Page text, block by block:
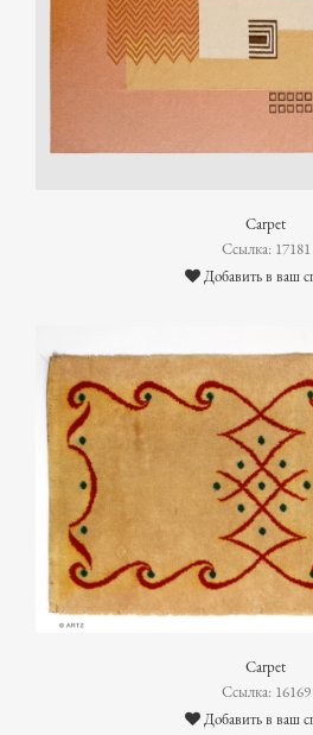
Carpet
Ссылка: 17181
Добавить в ваш
Carpet
Ссылка: 16169
Добавить в ваш